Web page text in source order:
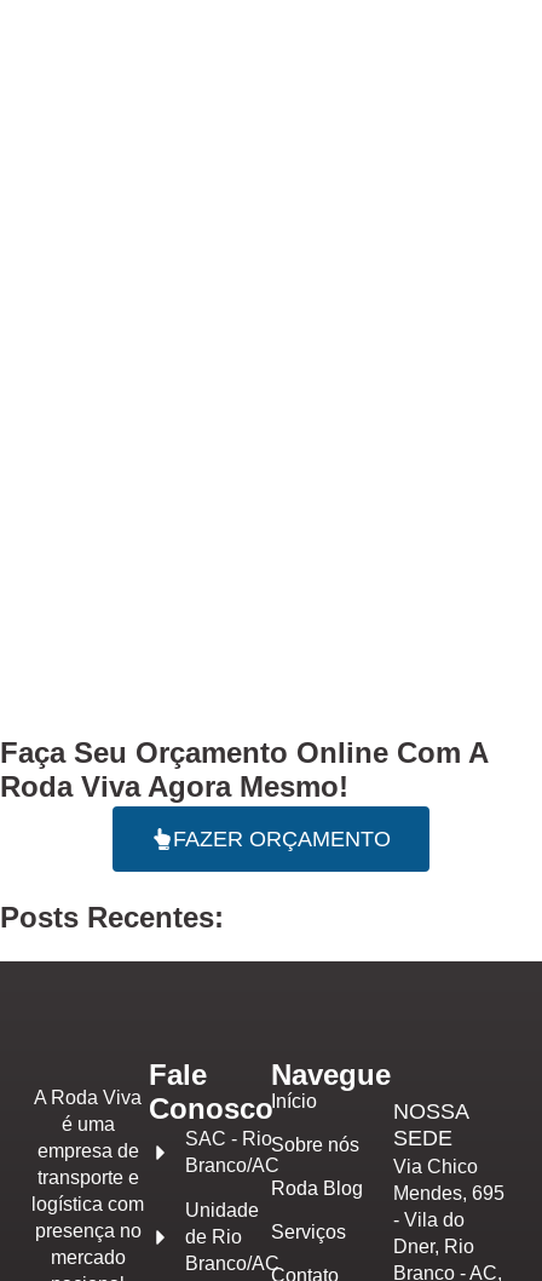
Faça Seu Orçamento Online Com A
Roda Viva Agora Mesmo!
FAZER ORÇAMENTO
Posts Recentes:
A Roda Viva
é uma
empresa de
transporte e
logística com
presença no
mercado
Fale
Conosco
SAC - Rio
Branco/AC
Unidade
de Rio
Branco/AC
Navegue
Início
Sobre nós
Roda Blog
Serviços
Contato
NOSSA
SEDE
Via Chico
Mendes, 695
- Vila do
Dner, Rio
Branco - AC,